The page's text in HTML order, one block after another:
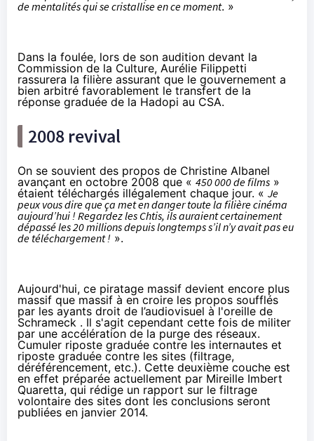
de mentalités qui se cristallise en ce moment. »
Dans la foulée, lors de son audition devant la
Commission de la Culture, Aurélie Filippetti
rassurera la filière assurant que le gouvernement a
bien arbitré favorablement le transfert de la
réponse graduée de la Hadopi au CSA.
2008 revival
On se souvient des propos de Christine Albanel
avançant en octobre 2008 que « 450 000 de films »
étaient téléchargés illégalement chaque jour. « Je
peux vous dire que ça met en danger toute la filière cinéma
aujourd’hui ! Regardez les Chtis, ils auraient certainement
dépassé les 20 millions depuis longtemps s’il n’y avait pas eu
de téléchargement ! ».
Aujourd'hui, ce piratage massif devient encore plus
massif que massif à en croire les propos soufflés
par les ayants droit de l’audiovisuel à l'oreille de
Schrameck . Il s'agit cependant cette fois de militer
par une accélération de la purge des réseaux.
Cumuler riposte graduée contre les internautes et
riposte graduée contre les sites (filtrage,
déréférencement, etc.). Cette deuxième couche est
en effet préparée actuellement par Mireille Imbert
Quaretta, qui rédige un rapport sur le filtrage
volontaire des sites dont les conclusions seront
publiées en janvier 2014.